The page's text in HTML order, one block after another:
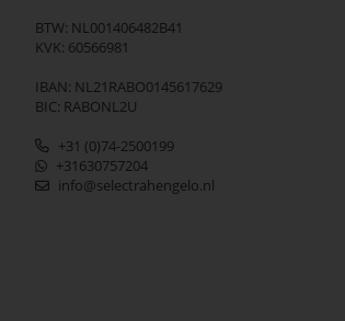
BTW: NL001406482B41
KVK: 60566981
IBAN: NL21RABO0145617629
BIC: RABONL2U
+31 (0)74-2500199
+31630757204
info@selectrahengelo.nl